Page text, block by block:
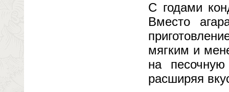
С годами
Вместо
мягким и
на
расширяя